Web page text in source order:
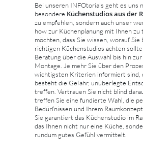
Bei unseren INFOtorials geht es uns
besondere Küchenstudios aus der
zu empfehlen, sondern auch unser
how zur Küchenplanung mit Ihnen zu
möchten, dass Sie wissen, worauf Sie
richtigen Küchenstudios achten
Beratung über die Auswahl bis hin
Montage. Je mehr Sie über den
wichtigsten Kriterien informiert sind,
besteht die Gefahr, unüberlegte
treffen. Vertrauen Sie nicht blind
treffen Sie eine fundierte Wahl, die
Bedürfnissen und Ihrem
Sie garantiert das Küchenstudio im
das Ihnen nicht nur eine Küche,
rundum gutes Gefühl vermittelt.